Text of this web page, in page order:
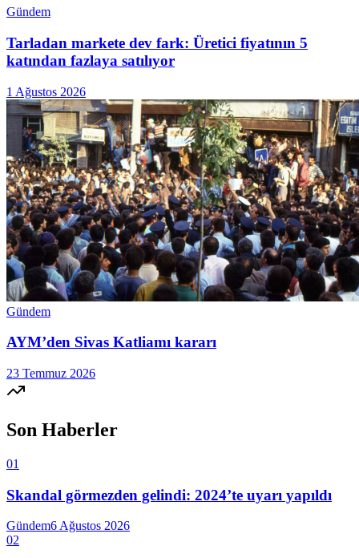
Gündem
Tarladan markete dev fark: Üretici fiyatının 5
katından fazlaya satılıyor
1 Ağustos 2026
Gündem
AYM’den Sivas Katliamı kararı
23 Temmuz 2026
Son Haberler
01
Skandal görmezden gelindi: 2024’te uyarı yapıldı
Gündem6 Ağustos 2026
02